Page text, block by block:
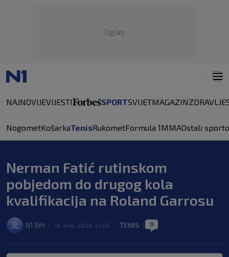
Oglas
NAJNOVIJEVIJESTI SPORTSVIJETMAGAZINZDRAVLJE
NogometKošarkaTenisRukometFormula 1MMAOstali
Nerman Fatić rutinskom
pobjedom do drugog kola
kvalifikacija na Roland Garrosu
N1 BiH 19. maj. 2026. 21:05 TENIS 0